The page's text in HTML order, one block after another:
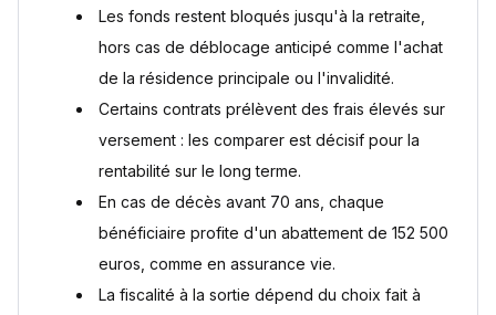
SourcesLes fonds restent bloqués jusqu'à la retraite,
hors cas de déblocage anticipé comme l'achat
de la résidence principale ou l'invalidité.
Certains contrats prélèvent des frais élevés sur
versement : les comparer est décisif pour la
rentabilité sur le long terme.
En cas de décès avant 70 ans, chaque
bénéficiaire profite d'un abattement de 152 500
euros, comme en assurance vie.
La fiscalité à la sortie dépend du choix fait à